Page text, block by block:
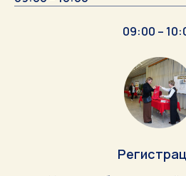
09:00 –